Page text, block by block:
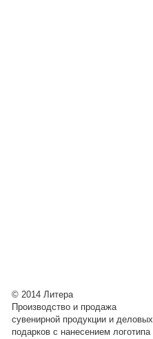
© 2014 Литера
Производство и продажа
сувенирной продукции и деловых
подарков с нанесением логотипа